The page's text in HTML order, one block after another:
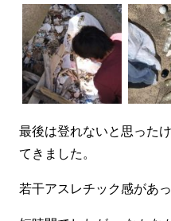
最後は登れないと思った
てきました。
若干アスレチック感があ